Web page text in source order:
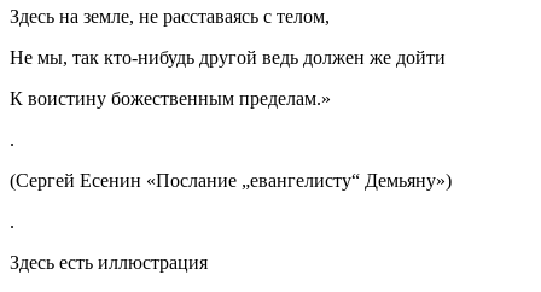
Здесь на земле, не расставаясь с телом,
Не мы, так кто-нибудь другой ведь должен же дойти
К воистину божественным пределам.»
.
(Сергей Есенин «Послание „евангелисту“ Демьяну»)
.
Здесь есть иллюстрация